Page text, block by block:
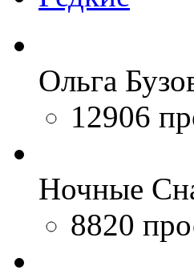
Ольга
12906
Ночные
8820